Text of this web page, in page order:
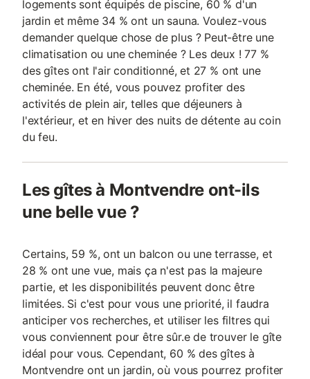
logements sont équipés de piscine, 60 % d'un
jardin et même 34 % ont un sauna. Voulez-vous
demander quelque chose de plus ? Peut-être une
climatisation ou une cheminée ? Les deux ! 77 %
des gîtes ont l'air conditionné, et 27 % ont une
cheminée. En été, vous pouvez profiter des
activités de plein air, telles que déjeuners à
l'extérieur, et en hiver des nuits de détente au coin
du feu.
Les gîtes à Montvendre ont-ils
une belle vue ?
Certains, 59 %, ont un balcon ou une terrasse, et
28 % ont une vue, mais ça n'est pas la majeure
partie, et les disponibilités peuvent donc être
limitées. Si c'est pour vous une priorité, il faudra
anticiper vos recherches, et utiliser les filtres qui
vous conviennent pour être sûr.e de trouver le gîte
idéal pour vous. Cependant, 60 % des gîtes à
Montvendre ont un jardin, où vous pourrez profiter